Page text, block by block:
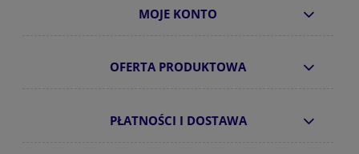
MOJE KONTO
OFERTA PRODUKTOWA
PŁATNOŚCI I DOSTAWA